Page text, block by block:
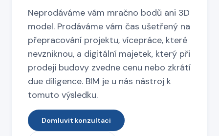
Neprodáváme vám mračno bodů ani 3D
model. Prodáváme vám čas ušetřený na
přepracování projektu, vícepráce, které
nevzniknou, a digitální majetek, který při
prodeji budovy zvedne cenu nebo zkrátí
due diligence. BIM je u nás nástroj k
tomuto výsledku.
Domluvit konzultaci